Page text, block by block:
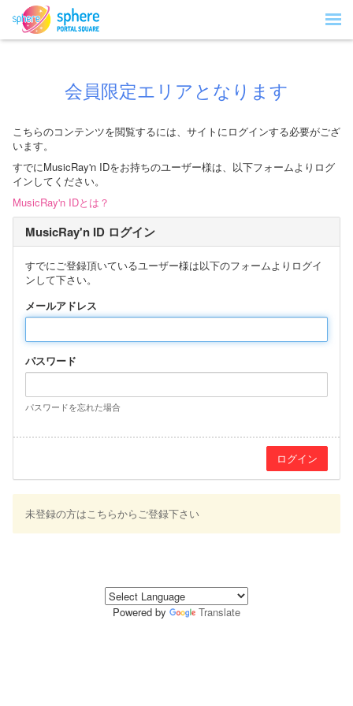
会員限定エリアとなります
こちらのコンテンツを閲覧するには、サイトにログインする必要がござ
います。
すでにMusicRay'n IDをお持ちのユーザー様は、以下フォームよりログ
インしてください。
MusicRay'n IDとは？
MusicRay'n ID ログイン
すでにご登録頂いているユーザー様は以下のフォームよりログイ
ンして下さい。
メールアドレス
パスワード
パスワードを忘れた場合
未登録の方はこちらからご登録下さい
Powered by Translate